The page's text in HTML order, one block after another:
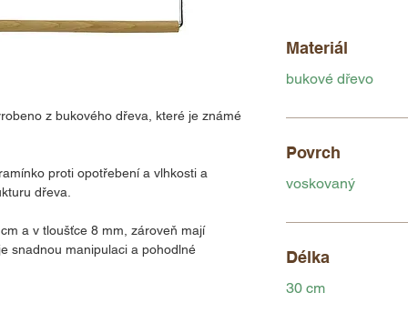
z bukového dřeva, které je známé
proti opotřebení a vlhkosti a
dřeva.
a v tloušťce 8 mm, zároveň mají
snadnou manipulaci a pohodlné
Materiál
bukové dřevo
Povrch
voskovaný
Délka
30 cm